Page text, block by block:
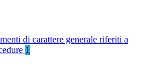
di carattere generale riferiti a
1